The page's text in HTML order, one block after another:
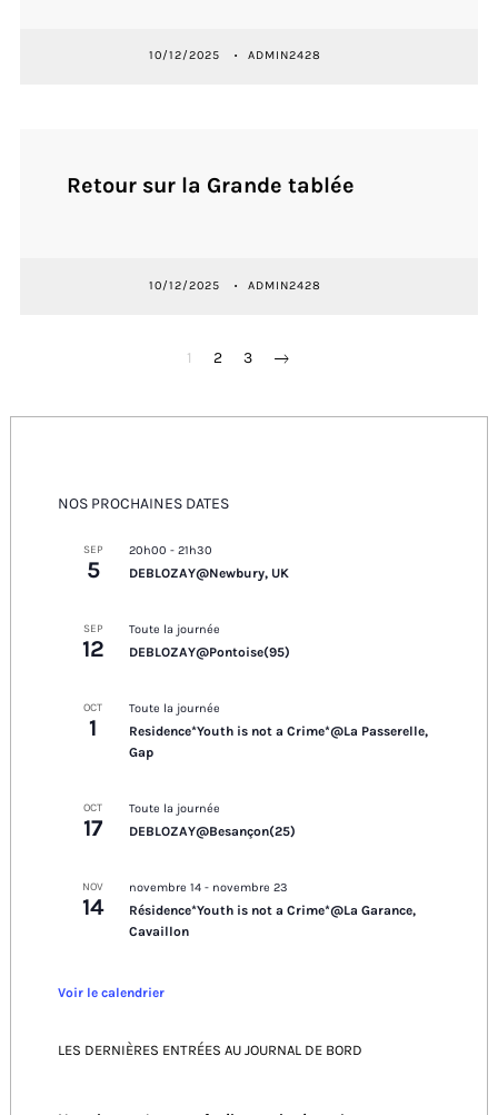
10/12/2025 ADMIN2428
Retour sur la Grande tablée
10/12/2025 ADMIN2428
1 2 3
NOS PROCHAINES DATES
SEP
5
20h00 - 21h30
DEBLOZAY@Newbury, UK
SEP
12
Toute la journée
DEBLOZAY@Pontoise(95)
OCT
1
Toute la journée
Residence*Youth is not a Crime*@La Passerelle,
Gap
OCT
17
Toute la journée
DEBLOZAY@Besançon(25)
NOV
14
novembre 14- novembre 23
Résidence*Youth is not a Crime*@La Garance,
Cavaillon
Voir le calendrier
LES DERNIÈRES ENTRÉES AU JOURNAL DE BORD